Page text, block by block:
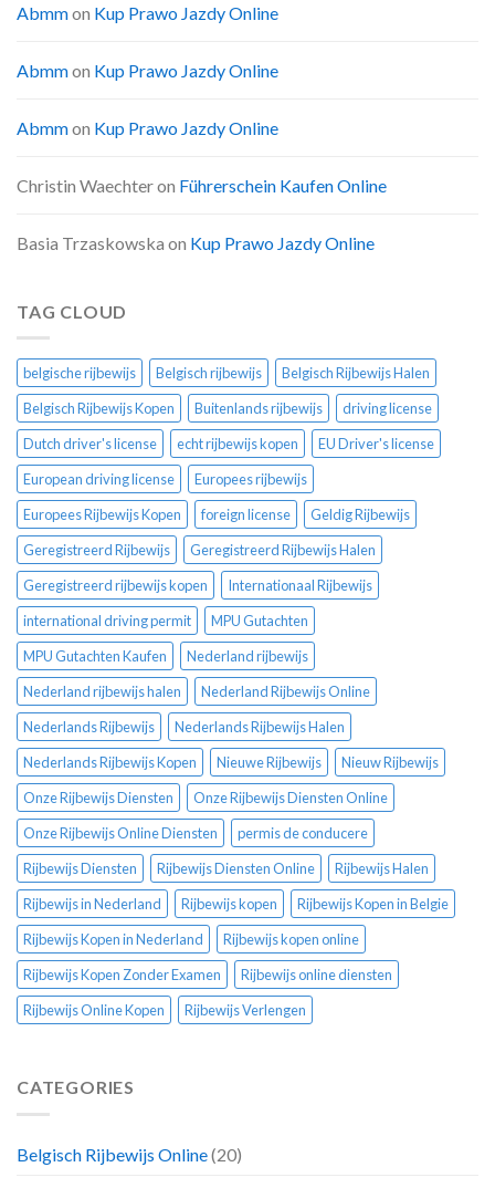
Abmmon Kup Prawo Jazdy Online
Abmmon Kup Prawo Jazdy Online
Abmmon Kup Prawo Jazdy Online
Christin Waechteron Führerschein Kaufen Online
Basia Trzaskowska on Kup Prawo Jazdy Online
TAG CLOUD
belgische rijbewijs Belgisch rijbewijs
Belgisch Rijbewijs Halen
Belgisch Rijbewijs Kopen
Buitenlands rijbewijs
driving license
Dutch driver's license
echt rijbewijs kopen
EU Driver's license
European driving license
Europees rijbewijs
Europees Rijbewijs Kopen
foreign license
Geldig Rijbewijs
Geregistreerd Rijbewijs
Geregistreerd Rijbewijs Halen
Geregistreerd rijbewijs kopen
Internationaal Rijbewijs
international driving permit
MPU Gutachten
MPU Gutachten Kaufen
Nederland rijbewijs
Nederland rijbewijs halen
Nederland Rijbewijs Online
Nederlands Rijbewijs
Nederlands Rijbewijs Halen
Nederlands Rijbewijs Kopen
Nieuwe Rijbewijs
Nieuw Rijbewijs
Onze Rijbewijs Diensten
Onze Rijbewijs Diensten Online
Onze Rijbewijs Online Diensten
permis de conducere
Rijbewijs Diensten
Rijbewijs Diensten Online
Rijbewijs Halen
Rijbewijs in Nederland
Rijbewijs kopen
Rijbewijs Kopen in Belgie
Rijbewijs Kopen in Nederland
Rijbewijs kopen online
Rijbewijs Kopen Zonder Examen
Rijbewijs online diensten
Rijbewijs Online Kopen
Rijbewijs Verlengen
CATEGORIES
Belgisch Rijbewijs Online(20)